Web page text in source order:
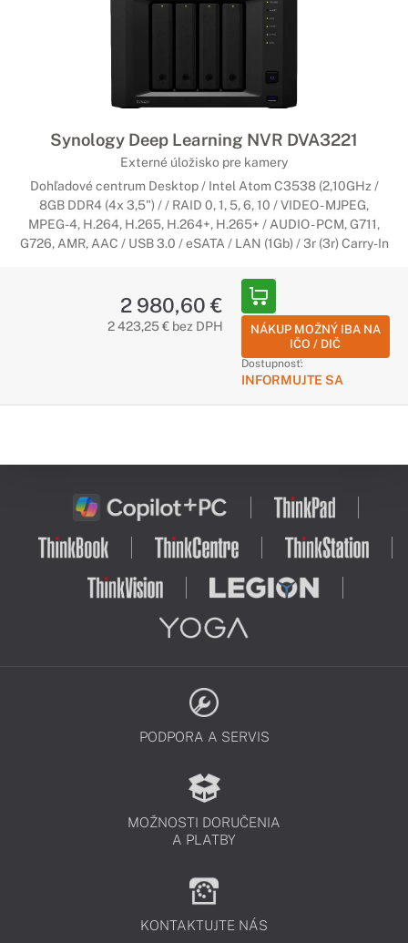
Synology Deep Learning NVR DVA3221
Externé úložisko pre kamery
Dohľadové centrum Desktop / Intel Atom C3538 (2,10GHz /
8GB DDR4 (4x 3,5") / / RAID 0, 1, 5, 6, 10 / VIDEO - MJPEG,
MPEG-4, H.264, H.265, H.264+, H.265+ / AUDIO - PCM, G711,
G726, AMR, AAC / USB 3.0 / eSATA / LAN (1Gb) / 3r (3r) Carry-In
2 980,60 €
2 423,25 € bez DPH
NÁKUP MOŽNÝ IBA NA
IČO / DIČ
Dostupnosť:
INFORMUJTE SA
PODPORA A SERVIS
MOŽNOSTI DORUČENIA
A PLATBY
KONTAKTUJTE NÁS